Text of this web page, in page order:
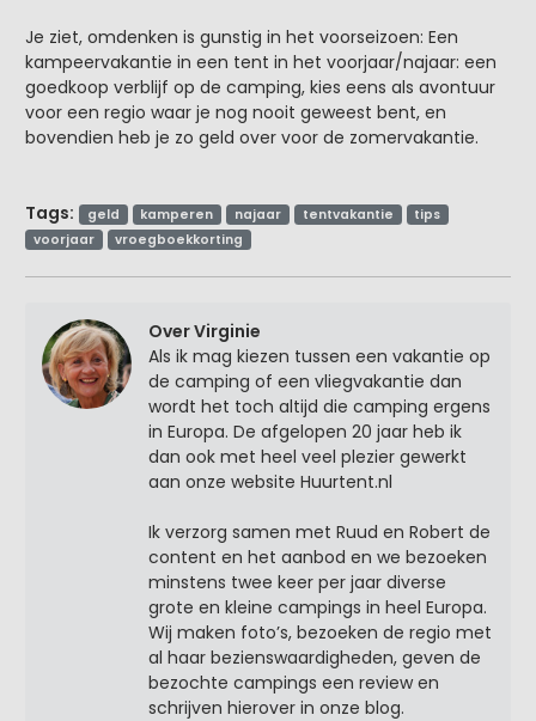
Je ziet, omdenken is gunstig in het voorseizoen: Een
kampeervakantie in een tent in het voorjaar/najaar: een
goedkoop verblijf op de camping, kies eens als avontuur
voor een regio waar je nog nooit geweest bent, en
bovendien heb je zo geld over voor de zomervakantie.
Tags: geld kamperen najaar tentvakantie
tips
voorjaar
vroegboekkorting
Over Virginie
Als ik mag kiezen tussen een vakantie op
de camping of een vliegvakantie dan
wordt het toch altijd die camping ergens
in Europa. De afgelopen 20 jaar heb ik
dan ook met heel veel plezier gewerkt
aan onze website Huurtent.nl
Ik verzorg samen met Ruud en Robert de
content en het aanbod en we bezoeken
minstens twee keer per jaar diverse
grote en kleine campings in heel Europa.
Wij maken foto’s, bezoeken de regio met
al haar bezienswaardigheden, geven de
bezochte campings een review en
schrijven hierover in onze blog.